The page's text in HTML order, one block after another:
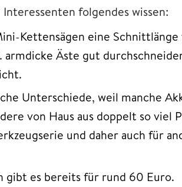
folgendes wissen:
Kettensägen eine Schnittlänge
Äste gut
Unterschiede, weil manche
von Haus aus doppelt so viel
und daher auch für
gibt es bereits für rund 60 Euro.